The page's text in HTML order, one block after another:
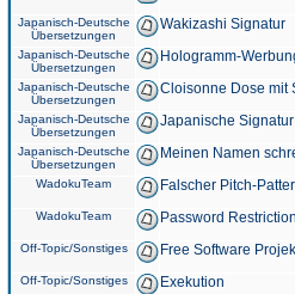
Japanisch-Deutsche
Übersetzungen
Wakizashi Signatur
Japanisch-Deutsche
Übersetzungen
Hologramm-
Japanisch-Deutsche
Übersetzungen
Cloisonne Dose mit
Japanisch-Deutsche
Übersetzungen
Japanische
Japanisch-Deutsche
Übersetzungen
Meinen Namen
WadokuTeam Falscher Pitch-
WadokuTeam Password
Off-Topic/Sonstiges Free Software
Off-Topic/Sonstiges Exekution